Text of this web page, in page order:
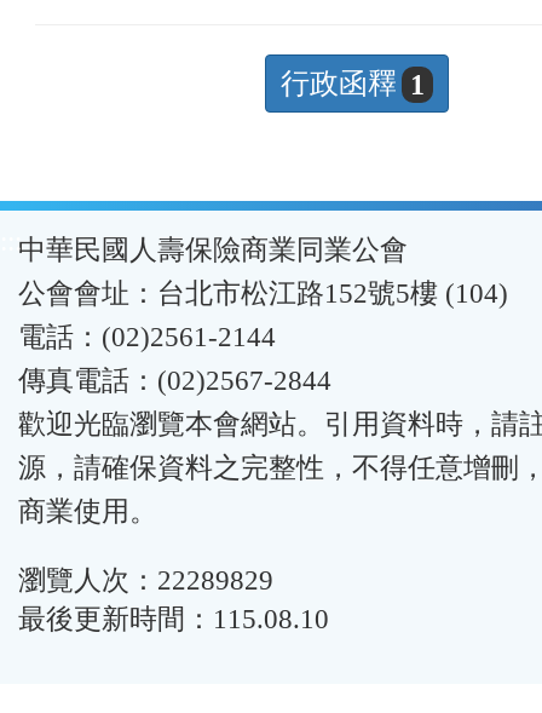
行政函釋 1
:::中華民國人壽保險商業同業公會
公會會址：台北市松江路152號5樓 (104)
電話：(02)2561-2144
傳真電話：(02)2567-2844
歡迎光臨瀏覽本會網站。引用資料時，請
源，請確保資料之完整性，不得任意增刪
商業使用。
瀏覽人次：22289829
最後更新時間：115.08.10